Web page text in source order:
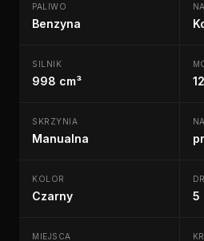
PALIWO
Benzyna
SILNIK
998 cm³
SKRZYNIA
Manualna
KOLOR
Czarny 5
MIEJSCA